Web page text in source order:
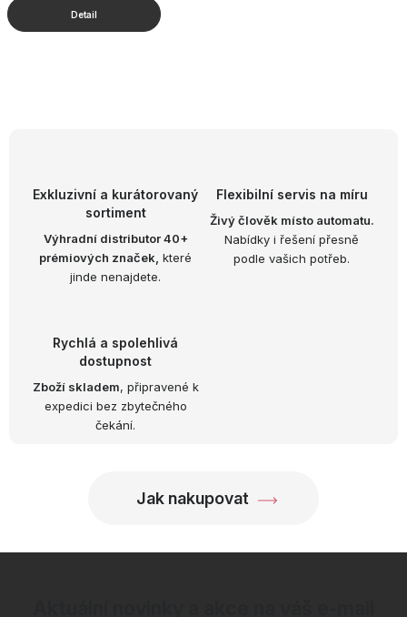
Exkluzivní a kurátorovaný
sortiment
Výhradní distributor 40+
prémiových značek, které
jinde nenajdete.
Flexibilní servis na míru
Živý člověk místo automatu.
Nabídky i řešení přesně
podle vašich potřeb.
Rychlá a spolehlivá
dostupnost
Zboží skladem, připravené k
expedici bez zbytečného
čekání.
Jak nakupovat